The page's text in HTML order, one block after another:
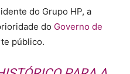
do Grupo HP, a
do Governo de
público.